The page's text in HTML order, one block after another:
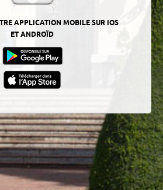
APPLICATION MOBILE SUR IOS
ET ANDROÏD